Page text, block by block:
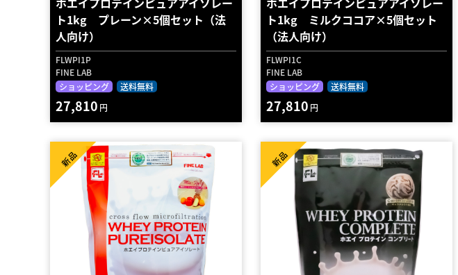
ト1kg プレーン×5個セット（法
人向け）
FLWPI1P
FINE LAB
ショッピング
送料無料
27,810 円
ト1kg ミルクココア×5個セット
（法人向け）
FLWPI1C
FINE LAB
ショッピング
送料無料
27,810 円
新品 新品